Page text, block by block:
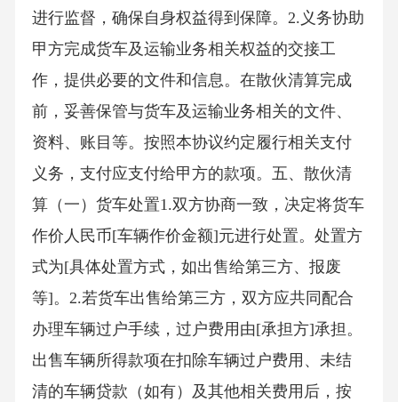
进行监督，确保自身权益得到保障。2.义务协助
甲方完成货车及运输业务相关权益的交接工
作，提供必要的文件和信息。在散伙清算完成
前，妥善保管与货车及运输业务相关的文件、
资料、账目等。按照本协议约定履行相关支付
义务，支付应支付给甲方的款项。五、散伙清
算（一）货车处置1.双方协商一致，决定将货车
作价人民币[车辆作价金额]元进行处置。处置方
式为[具体处置方式，如出售给第三方、报废
等]。2.若货车出售给第三方，双方应共同配合
办理车辆过户手续，过户费用由[承担方]承担。
出售车辆所得款项在扣除车辆过户费用、未结
清的车辆贷款（如有）及其他相关费用后，按